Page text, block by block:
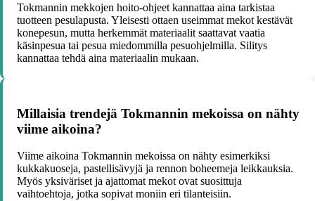
Tokmannin mekkojen hoito-ohjeet kannattaa aina tarkistaa
tuotteen pesulapusta. Yleisesti ottaen useimmat mekot kestävät
konepesun, mutta herkemmät materiaalit saattavat vaatia
käsinpesua tai pesua miedommilla pesuohjelmilla. Silitys
kannattaa tehdä aina materiaalin mukaan.
Millaisia trendejä Tokmannin mekoissa on nähty
viime aikoina?
Viime aikoina Tokmannin mekoissa on nähty esimerkiksi
kukkakuoseja, pastellisävyjä ja rennon boheemeja leikkauksia.
Myös yksiväriset ja ajattomat mekot ovat suosittuja
vaihtoehtoja, jotka sopivat moniin eri tilanteisiin.